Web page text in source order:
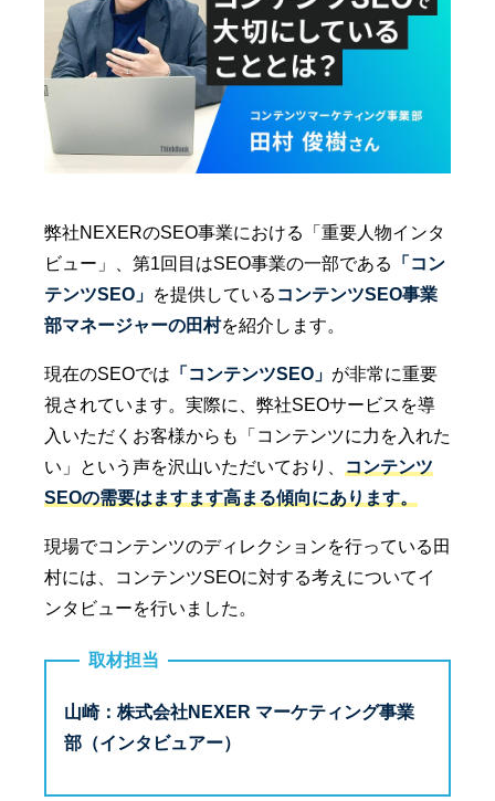
弊社NEXERのSEO事業における「重要人物インタ
ビュー」、第1回目はSEO事業の一部である
「コン
テンツSEO」 を提供している コンテンツSEO事業
部マネージャーの田村を紹介します。
現在のSEOでは 「コンテンツSEO」 が非常に重要
視されています。実際に、弊社SEOサービスを導
入いただくお客様からも「コンテンツに力を入れた
い」という声を沢山いただいており、
コンテンツ
SEOの需要はますます高まる傾向にあります。
現場でコンテンツのディレクションを行っている田
村には、コンテンツSEOに対する考えについてイ
ンタビューを行いました。
取材担当
山崎：株式会社NEXER マーケティング事業
部（インタビュアー）